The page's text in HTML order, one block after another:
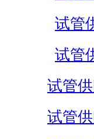
试管
试管
试管
试管